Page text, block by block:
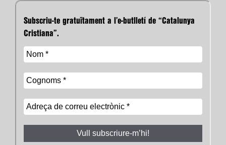
Subscriu-te gratuïtament a l’e-butlletí de “Catalunya
Cristiana”.